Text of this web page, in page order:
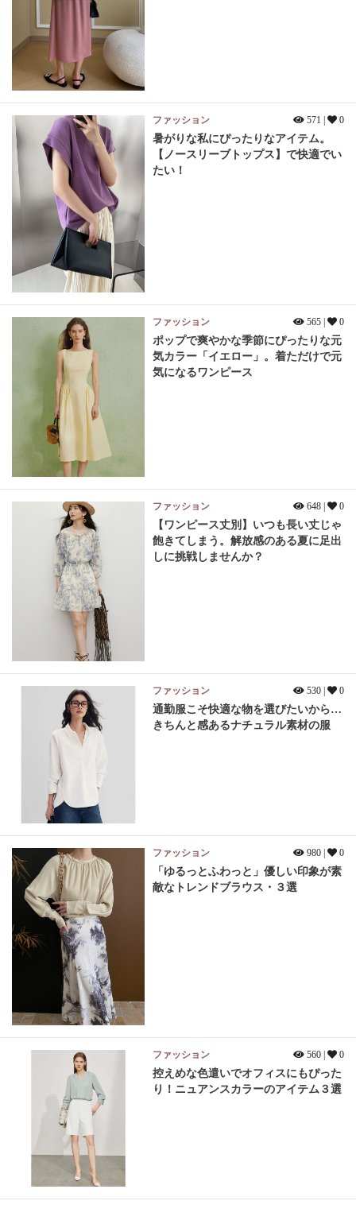
ファッション 571 | 0
暑がりな私にぴったりなアイテム。
【ノースリーブトップス】で快適でい
たい！
ファッション 565 | 0
ポップで爽やかな季節にぴったりな元
気カラー「イエロー」。着ただけで元
気になるワンピース
ファッション 648 | 0
【ワンピース丈別】いつも長い丈じゃ
飽きてしまう。解放感のある夏に足出
しに挑戦しませんか？
ファッション 530 | 0
通勤服こそ快適な物を選びたいから…
きちんと感あるナチュラル素材の服
ファッション 980 | 0
「ゆるっとふわっと」優しい印象が素
敵なトレンドブラウス・３選
ファッション 560 | 0
控えめな色遣いでオフィスにもぴった
り！ニュアンスカラーのアイテム３選